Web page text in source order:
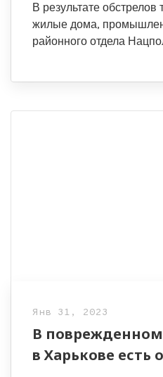
В результате
жилые дома,
районного отдела
Янв 31, 2023
В
в Харькове есть